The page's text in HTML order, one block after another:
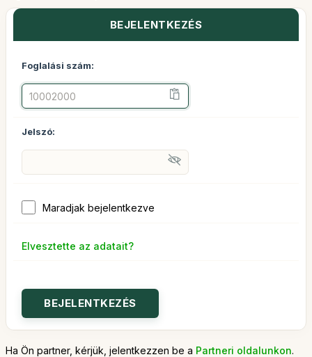
BEJELENTKEZÉS
Foglalási szám:
Jelszó:
Maradjak bejelentkezve
Elvesztette az adatait?
Ha Ön partner, kérjük, jelentkezzen be a Partneri oldalunkon.